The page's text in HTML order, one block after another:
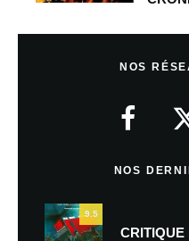
NOS
NOS
9.5
CRITIQUE